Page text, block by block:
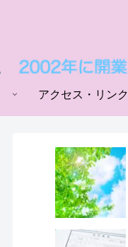
アクセス・リンク